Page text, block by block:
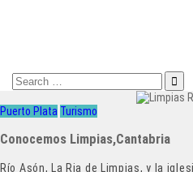
Search
for:
Puerto Plata Turismo
Conocemos Limpias,Cantabria
Río Asón, La Ria de Limpias, y la